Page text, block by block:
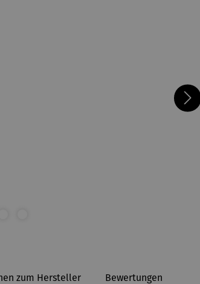
zum Hersteller Bewertungen